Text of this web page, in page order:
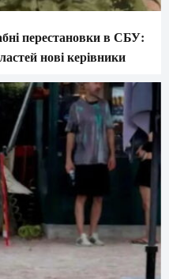
перестановки в СБУ:
нові керівники